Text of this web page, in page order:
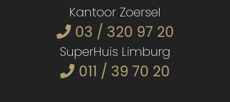
Kantoor Zoersel
03 / 320 97 20
SuperHuis Limburg
011 / 39 70 20